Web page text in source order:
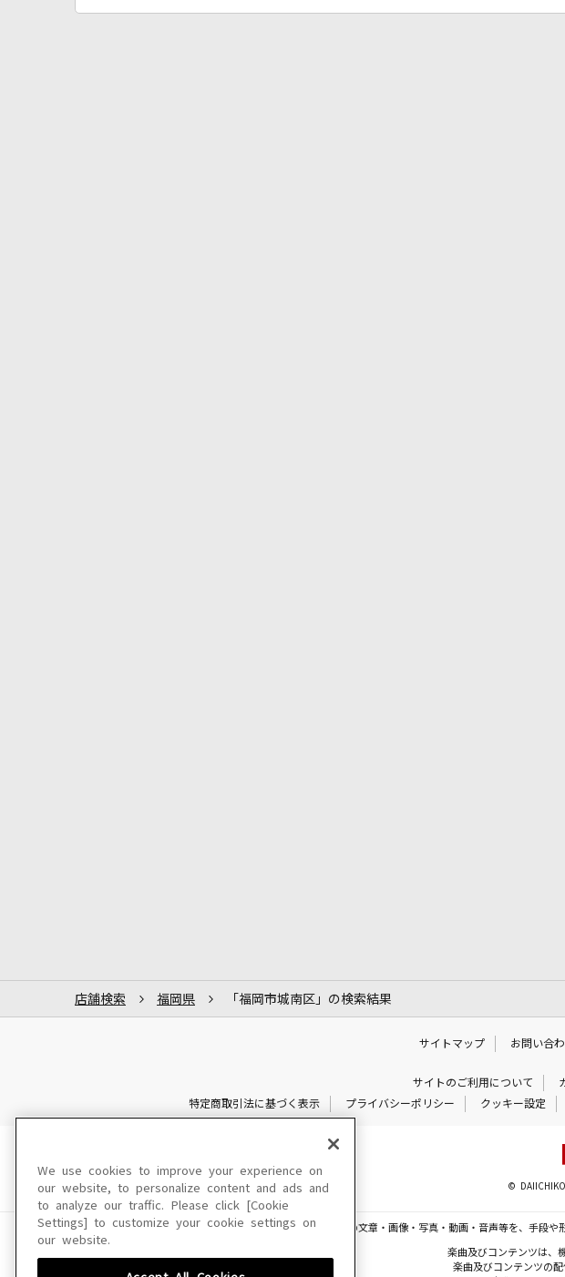
店舗検索 福岡県 「福岡市城南区」の検索結果
サイトマップ お問い合
サイトのご利用について
特定商取引法に基づく表示
プライバシーポリシー クッキー設定
©
このサイトに掲載されている一切の文章・画像・写真・動画・音声等を、手段
楽曲及びコンテンツは、
楽曲及びコンテンツの配
We use cookies to improve your experience on
our website, to personalize content and ads and
to analyze our traffic. Please click [Cookie
Settings] to customize your cookie settings on
our website.